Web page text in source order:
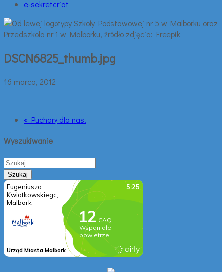
e-sekretariat
DSCN6825_thumb.jpg
16 marca, 2012
« Puchary dla nas!
Wyszukiwanie